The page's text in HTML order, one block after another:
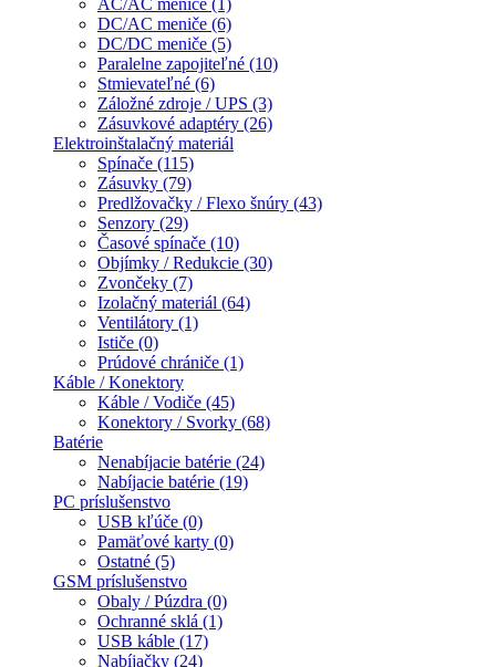
AC/AC meniče (1)
DC/AC meniče (6)
DC/DC meniče (5)
Paralelne zapojiteľné (10)
Stmievateľné (6)
Záložné zdroje / UPS (3)
Zásuvkové adaptéry (26)
Elektroinštalačný materiál
Spínače (115)
Zásuvky (79)
Predlžovačky / Flexo šnúry (43)
Senzory (29)
Časové spínače (10)
Objímky / Redukcie (30)
Zvončeky (7)
Izolačný materiál (64)
Ventilátory (1)
Ističe (0)
Prúdové chrániče (1)
Káble / Konektory
Káble / Vodiče (45)
Konektory / Svorky (68)
Batérie
Nenabíjacie batérie (24)
Nabíjacie batérie (19)
PC príslušenstvo
USB kľúče (0)
Pamäťové karty (0)
Ostatné (5)
GSM príslušenstvo
Obaly / Púzdra (0)
Ochranné sklá (1)
USB káble (17)
Nabíjačky (24)